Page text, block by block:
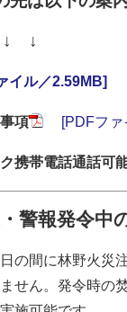
↓
イル／2.59MB]
項 [PDFフ
携帯電話通話可
警報発令中
の間に林野火災
せん。発令時の